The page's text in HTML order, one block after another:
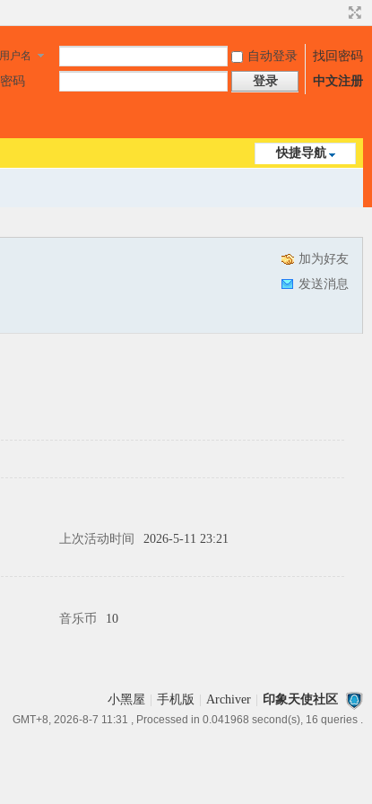
用户名 自动登录
找回密码
密码
登录 中文注册
快捷导航
加为好友
发送消息
上次活动时间
2026-5-11 23:21
音乐币
10
小黑屋 手机版 Archiver 印象天使社区
GMT+8, 2026-8-7 11:31 , Processed in 0.041968 second(s), 16 queries .